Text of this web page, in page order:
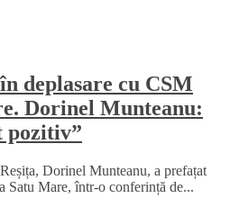
deplasare cu CSM
Dorinel Munteanu:
pozitiv”
Dorinel Munteanu, a prefațat
Satu Mare, într-o conferință de...